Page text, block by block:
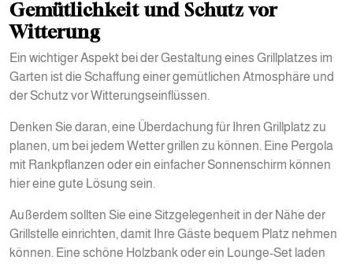
Gemütlichkeit und Schutz vor
Witterung
Ein wichtiger Aspekt bei der Gestaltung eines Grillplatzes im
Garten ist die Schaffung einer gemütlichen Atmosphäre und
der Schutz vor Witterungseinflüssen.
Denken Sie daran, eine Überdachung für Ihren Grillplatz zu
planen, um bei jedem Wetter grillen zu können. Eine Pergola
mit Rankpflanzen oder ein einfacher Sonnenschirm können
hier eine gute Lösung sein.
Außerdem sollten Sie eine Sitzgelegenheit in der Nähe der
Grillstelle einrichten, damit Ihre Gäste bequem Platz nehmen
können. Eine schöne Holzbank oder ein Lounge-Set laden